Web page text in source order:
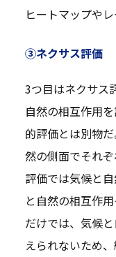
ヒートマップや
③ネクサス評価
3つ目はネクサス
自然の相互作用
的評価とは別物
然の側面でそれ
評価では気候と
と自然の相互作
だけでは、気候
えられないため